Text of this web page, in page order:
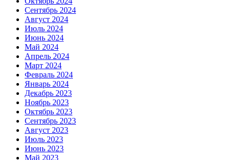
Сентябрь 2024
Август 2024
Июль 2024
Июнь 2024
Май 2024
Апрель 2024
Март 2024
Февраль 2024
Январь 2024
Декабрь 2023
Ноябрь 2023
Октябрь 2023
Сентябрь 2023
Август 2023
Июль 2023
Июнь 2023
Май 2023